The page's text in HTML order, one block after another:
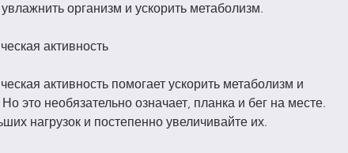
организм и ускорить метаболизм.
активность
активность помогает ускорить метаболизм и
это необязательно означает, планка и бег на месте.
нагрузок и постепенно увеличивайте их.